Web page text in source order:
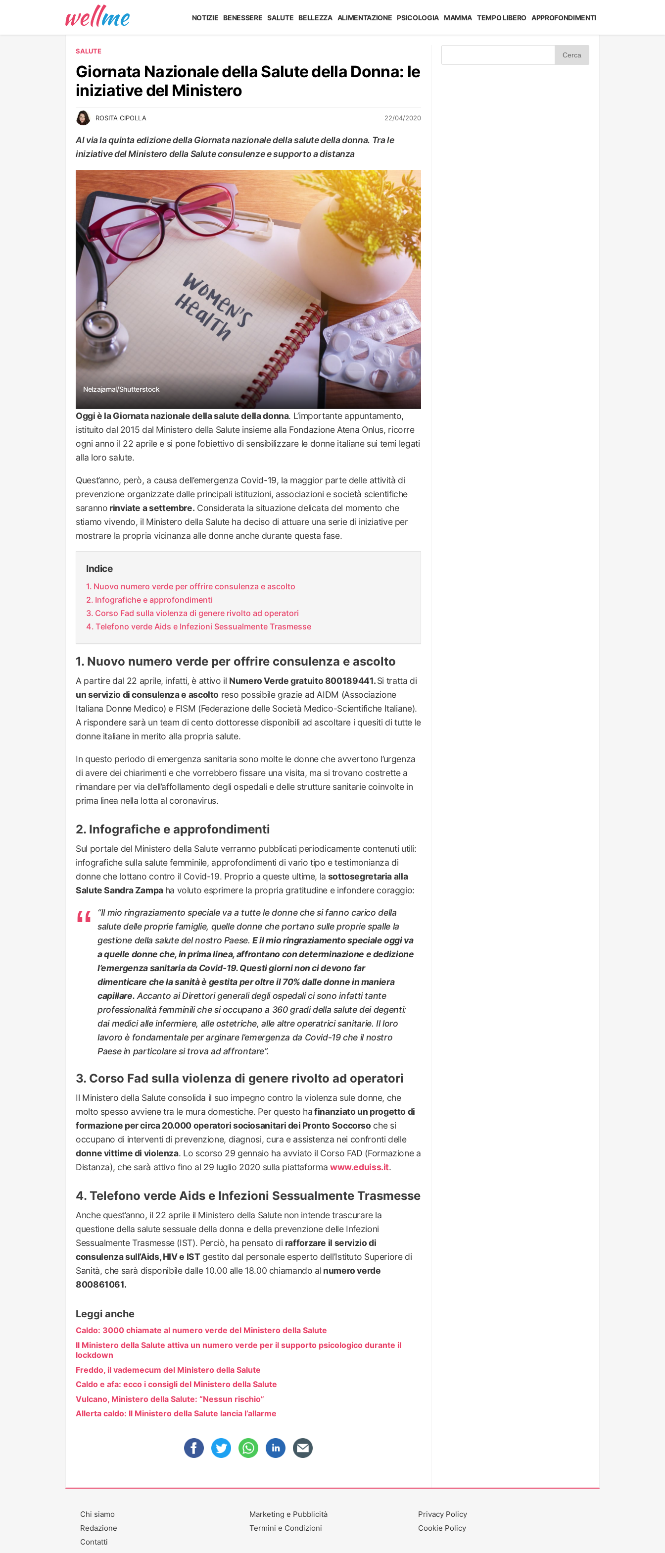
NOTIZIE BENESSERE SALUTE BELLEZZA ALIMENTAZIONE PSICOLOGIA MAMMA TEMPO LIBERO APPROFONDIMENTI
SALUTE
Giornata Nazionale della Salute della Donna: le
iniziative del Ministero
ROSITA CIPOLLA 22/04/2020
Al via la quinta edizione della Giornata nazionale della salute della donna. Tra le
iniziative del Ministero della Salute consulenze e supporto a distanza
Nelzajamal/Shutterstock
SALUTE
Oggi è la Giornata nazionale della salute della donna. L’importante appuntamento,
istituito dal 2015 dal Ministero della Salute insieme alla Fondazione Atena Onlus, ricorre
ogni anno il 22 aprile e si pone l’obiettivo di sensibilizzare le donne italiane sui temi legati
alla loro salute.
Quest’anno, però, a causa dell’emergenza Covid-19, la maggior parte delle attività di
prevenzione organizzate dalle principali istituzioni, associazioni e società scientifiche
saranno rinviate a settembre. Considerata la situazione delicata del momento che
stiamo vivendo, il Ministero della Salute ha deciso di attuare una serie di iniziative per
mostrare la propria vicinanza alle donne anche durante questa fase.
Indice
Nuovo numero verde per offrire consulenza e ascolto
Infografiche e approfondimenti
Corso Fad sulla violenza di genere rivolto ad operatori
Telefono verde Aids e Infezioni Sessualmente Trasmesse
Nuovo numero verde per offrire consulenza e ascolto
A partire dal 22 aprile, infatti, è attivo il Numero Verde gratuito 800189441.Si tratta di
un servizio di consulenza e ascolto reso possibile grazie ad AIDM (Associazione
Italiana Donne Medico) e FISM (Federazione delle Società Medico-Scientifiche Italiane).
A rispondere sarà un team di cento dottoresse disponibili ad ascoltare i quesiti di tutte le
donne italiane in merito alla propria salute.
In questo periodo di emergenza sanitaria sono molte le donne che avvertono l’urgenza
di avere dei chiarimenti e che vorrebbero fissare una visita, ma si trovano costrette a
rimandare per via dell’affollamento degli ospedali e delle strutture sanitarie coinvolte in
prima linea nella lotta al coronavirus.
Infografiche e approfondimenti
Sul portale del Ministero della Salute verranno pubblicati periodicamente contenuti utili:
infografiche sulla salute femminile, approfondimenti di vario tipo e testimonianza di
donne che lottano contro il Covid-19. Proprio a queste ultime, la sottosegretaria alla
Salute Sandra Zampa ha voluto esprimere la propria gratitudine e infondere coraggio:
“Il mio ringraziamento speciale va a tutte le donne che si fanno carico della
salute delle proprie famiglie, quelle donne che portano sulle proprie spalle la
gestione della salute del nostro Paese.E il mio ringraziamento speciale oggi va
a quelle donne che, in prima linea, affrontano con determinazione e dedizione
l’emergenza sanitaria da Covid-19. Questi giorni non ci devono far
dimenticare che la sanità è gestita per oltre il 70% dalle donne in maniera
capillare.Accanto ai Direttori generali degli ospedali ci sono infatti tante
professionalità femminili che si occupano a 360 gradi della salute dei degenti:
dai medici alle infermiere, alle ostetriche, alle altre operatrici sanitarie. Il loro
lavoro è fondamentale per arginare l’emergenza da Covid-19 che il nostro
Paese in particolare si trova ad affrontare”.
Corso Fad sulla violenza di genere rivolto ad operatori
Il Ministero della Salute consolida il suo impegno contro la violenza sule donne, che
molto spesso avviene tra le mura domestiche. Per questo hafinanziato un progetto di
formazione per circa 20.000 operatori sociosanitari dei Pronto Soccorso che si
occupano di interventi di prevenzione, diagnosi, cura e assistenza nei confronti delle
donne vittime di violenza. Lo scorso 29 gennaio ha avviato il Corso FAD (Formazione a
Distanza), che sarà attivo fino al 29 luglio 2020 sulla piattaforma www.eduiss.it.
Telefono verde Aids e Infezioni Sessualmente Trasmesse
Anche quest’anno, il 22 aprile il Ministero della Salute non intende trascurare la
questione della salute sessuale della donna e della prevenzione delle Infezioni
Sessualmente Trasmesse (IST). Perciò, ha pensato di rafforzare il servizio di
consulenza sull’Aids, HIV e IST gestito dal personale esperto dell’Istituto Superiore di
Sanità, che sarà disponibile dalle 10.00 alle 18.00 chiamando al numero verde
800861061.
Leggi anche
Caldo: 3000 chiamate al numero verde del Ministero della Salute
Il Ministero della Salute attiva un numero verde per il supporto psicologico durante il
lockdown
Freddo, il vademecum del Ministero della Salute
Caldo e afa: ecco i consigli del Ministero della Salute
Vulcano, Ministero della Salute: “Nessun rischio”
Allerta caldo: Il Ministero della Salute lancia l’allarme
Chi siamo
Redazione
Contatti
Marketing e Pubblicità
Termini e Condizioni
Privacy Policy
Cookie Policy